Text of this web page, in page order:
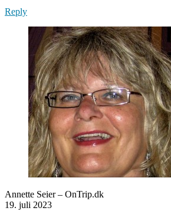
Reply
Annette Seier – OnTrip.dk
19. juli 2023